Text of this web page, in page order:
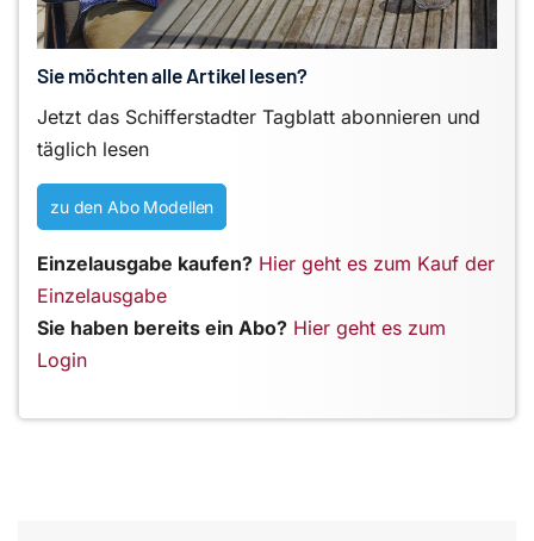
Sie möchten alle Artikel lesen?
Jetzt das Schifferstadter Tagblatt abonnieren und
täglich lesen
zu den Abo Modellen
Einzelausgabe kaufen? Hier geht es zum Kauf der
Einzelausgabe
Sie haben bereits ein Abo? Hier geht es zum
Login